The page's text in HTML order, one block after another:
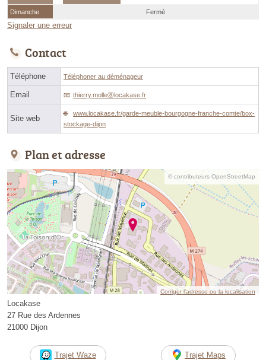
Dimanche
Fermé
Signaler une erreur
Contact
Téléphone Téléphoner au déménageur
Email thierry.molleⓐlocakase.fr
Site web
www.locakase.fr/garde-meuble-bourgogne-franche-comte/box-
stockage-dijon
Plan et adresse
© contributeurs OpenStreetMap
Corriger l’adresse ou la localisation
Locakase
27 Rue des Ardennes
21000 Dijon
Trajet Waze Trajet Maps